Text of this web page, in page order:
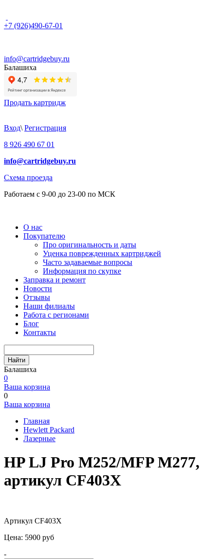
+7 (926)490-67-01
info@cartridgebuy.ru
Балашиха
Продать картридж
Вход\ Регистрация
8 926 490 67 01
info@cartridgebuy.ru
Схема проезда
Работаем с 9-00 до 23-00 по МСК
О нас
Покупателю
Про оригинальность и даты
Уценка поврежденных картриджей
Часто задаваемые вопросы
Информация по скупке
Заправка и ремонт
Новости
Отзывы
Наши филиалы
Работа с регионами
Блог
Контакты
Найти
Балашиха
0
Ваша корзина
0
Ваша корзина
Главная
Hewlett Packard
Лазерные
HP LJ Pro M252/MFP M277,
артикул CF403X
Артикул CF403X
Цена: 5900 pуб
-